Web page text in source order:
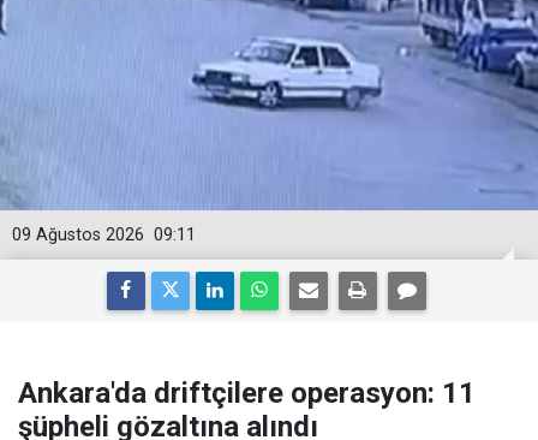
09:11
09 Ağustos 2026
Ankara'da driftçilere operasyon: 11
şüpheli gözaltına alındı